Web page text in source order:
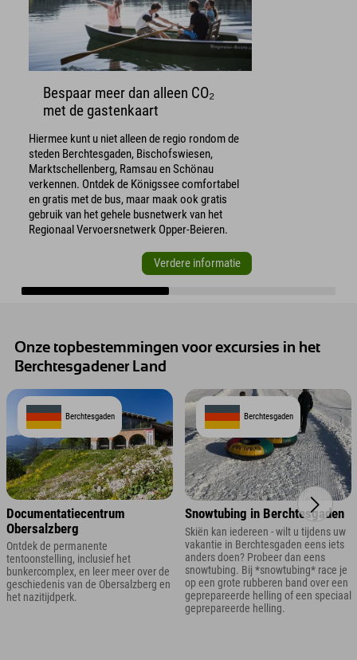
Bespaar meer dan alleen CO₂
met de gastenkaart
Hiermee kunt u niet alleen de regio rondom de
steden Berchtesgaden, Bischofswiesen,
Marktschellenberg, Ramsau en Schönau
verkennen. Ontdek de Königssee comfortabel
en gratis met de bus, maar maak ook gratis
gebruik van het gehele busnetwerk van het
Regionaal Vervoersnetwerk Opper-Beieren.
Verdere informatie
Onze topbestemmingen voor excursies in het
Berchtesgadener Land
Berchtesgaden
Documentatiecentrum
Obersalzberg
Ontdek de permanente
tentoonstelling, inclusief het
bunkercomplex, en leer meer over de
geschiedenis van de Obersalzberg en
het nazitijdperk.
Berchtesgaden
Snowtubing in Berchtesgaden
Skiën kan iedereen - wilt u tijdens uw
vakantie in Berchtesgaden eens iets
anders doen? Probeer dan eens
snowtubing. Bij *snowtubing* race je
op een grote rubberen band over een
geprepareerde helling of een speciaal
geprepareerde helling.